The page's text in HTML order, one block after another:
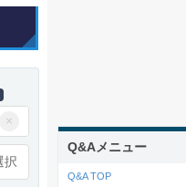
×
択
Q&Aメニュー
Q&A TOP